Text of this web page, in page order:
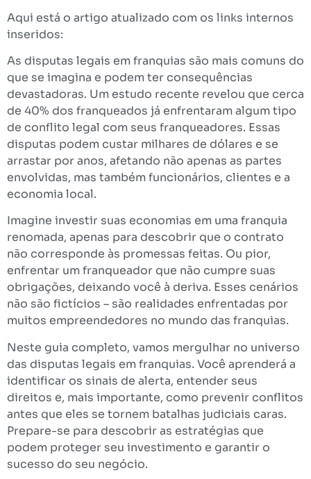
Aqui está o artigo atualizado com os links internos
inseridos:
As disputas legais em franquias são mais comuns do
que se imagina e podem ter consequências
devastadoras. Um estudo recente revelou que cerca
de 40% dos franqueados já enfrentaram algum tipo
de conflito legal com seus franqueadores. Essas
disputas podem custar milhares de dólares e se
arrastar por anos, afetando não apenas as partes
envolvidas, mas também funcionários, clientes e a
economia local.
Imagine investir suas economias em uma franquia
renomada, apenas para descobrir que o contrato
não corresponde às promessas feitas. Ou pior,
enfrentar um franqueador que não cumpre suas
obrigações, deixando você à deriva. Esses cenários
não são fictícios – são realidades enfrentadas por
muitos empreendedores no mundo das franquias.
Neste guia completo, vamos mergulhar no universo
das disputas legais em franquias. Você aprenderá a
identificar os sinais de alerta, entender seus
direitos e, mais importante, como prevenir conflitos
antes que eles se tornem batalhas judiciais caras.
Prepare-se para descobrir as estratégias que
podem proteger seu investimento e garantir o
sucesso do seu negócio.